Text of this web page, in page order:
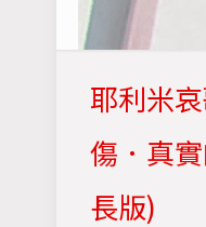
耶利米
傷．真
長版)